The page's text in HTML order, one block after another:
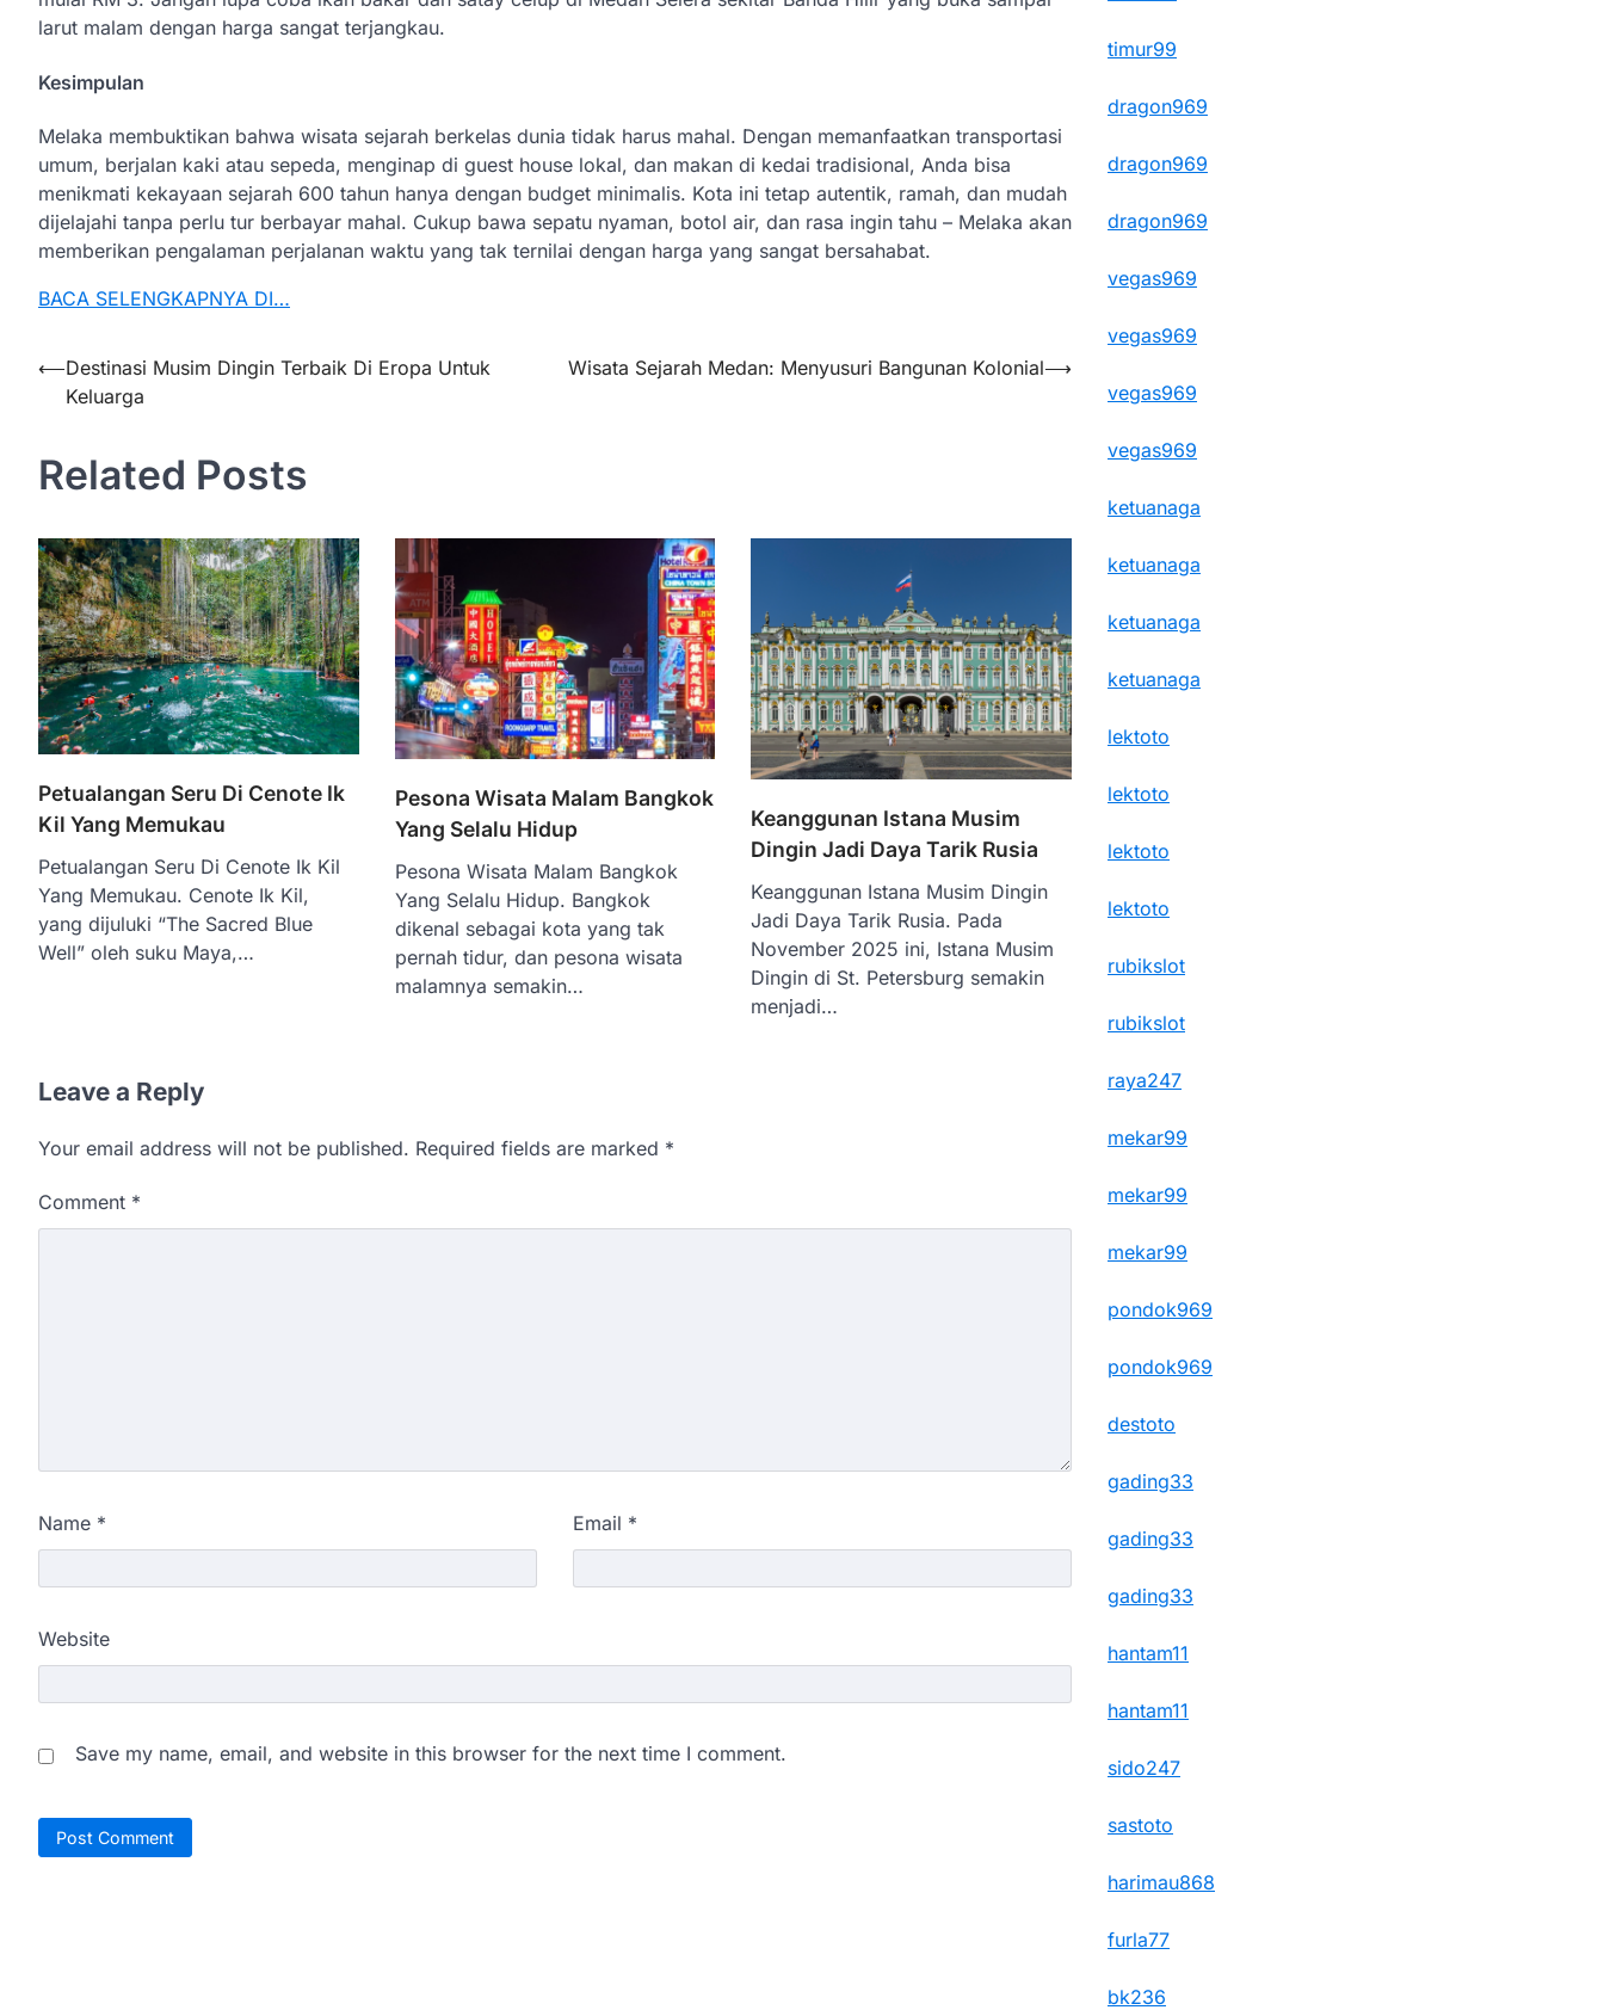
larut malam dengan harga sangat terjangkau.
Kesimpulan
Melaka membuktikan bahwa wisata sejarah berkelas dunia tidak harus mahal. Dengan memanfaatkan transportasi
umum, berjalan kaki atau sepeda, menginap di guest house lokal, dan makan di kedai tradisional, Anda bisa
menikmati kekayaan sejarah 600 tahun hanya dengan budget minimalis. Kota ini tetap autentik, ramah, dan mudah
dijelajahi tanpa perlu tur berbayar mahal. Cukup bawa sepatu nyaman, botol air, dan rasa ingin tahu – Melaka akan
memberikan pengalaman perjalanan waktu yang tak ternilai dengan harga yang sangat bersahabat.
BACA SELENGKAPNYA DI…
Post
navigation
⟵Destinasi Musim Dingin Terbaik Di Eropa Untuk
Keluarga
Wisata Sejarah Medan: Menyusuri Bangunan Kolonial⟶
Related Posts
Petualangan Seru Di Cenote Ik
Kil Yang Memukau
Petualangan Seru Di Cenote Ik Kil
Yang Memukau. Cenote Ik Kil,
yang dijuluki “The Sacred Blue
Well” oleh suku Maya,…
Pesona Wisata Malam Bangkok
Yang Selalu Hidup
Pesona Wisata Malam Bangkok
Yang Selalu Hidup. Bangkok
dikenal sebagai kota yang tak
pernah tidur, dan pesona wisata
malamnya semakin…
Keanggunan Istana Musim
Dingin Jadi Daya Tarik Rusia
Keanggunan Istana Musim Dingin
Jadi Daya Tarik Rusia. Pada
November 2025 ini, Istana Musim
Dingin di St. Petersburg semakin
menjadi…
Leave a Reply
Your email address will not be published. Required fields are marked *
Comment *
Name * Email *
Website
Save my name, email, and website in this browser for the next time I comment.
timur99
dragon969
dragon969
dragon969
vegas969
vegas969
vegas969
vegas969
ketuanaga
ketuanaga
ketuanaga
ketuanaga
lektoto
lektoto
lektoto
lektoto
rubikslot
rubikslot
raya247
mekar99
mekar99
mekar99
pondok969
pondok969
destoto
gading33
gading33
gading33
hantam11
hantam11
sido247
sastoto
harimau868
furla77
bk236